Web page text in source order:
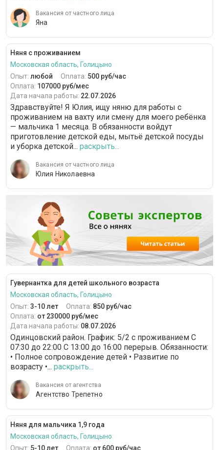
Вакансия от частного лица
Яна
Няня с проживанием
Московская область, Голицыно
Опыт: любой Оплата: 500 руб/час
Оплата: 107000 руб/мес
Дата начала работы: 22.07.2026
Здравствуйте! Я Юлия, ищу няню для работы с
проживанием на вахту или смену для моего ребёнка
— мальчика 1 месяца. В обязанности войдут
приготовление детской еды, мытьё детской посуды
и уборка детской... раскрыть...
Вакансия от частного лица
Юлия Николаевна
Гувернантка для детей школьного возраста
Московская область, Голицыно
Опыт: 3-10 лет Оплата: 850 руб/час
Оплата: от 230000 руб/мес
Дата начала работы: 08.07.2026
Одинцовский район. График: 5/2 c проживанием С
07:30 до 22:00 С 13:00 до 16:00 перерыв. Обязанности:
• Полное сопровождение детей • Развитие по
возрасту •... раскрыть...
Вакансия от агентства
Агентство Трепетно
Няня для мальчика 1,9 года
Московская область, Голицыно
Опыт: 5-10 лет Оплата: от 600 руб/час